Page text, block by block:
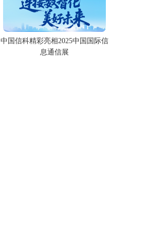
中国信科精彩亮相2025中国国际信
息通信展